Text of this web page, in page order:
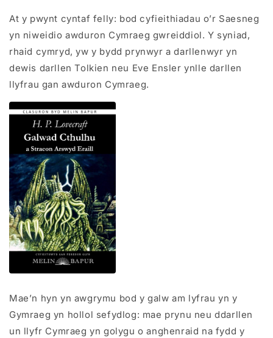
At y pwynt cyntaf felly: bod cyfieithiadau o’r Saesneg
yn niweidio awduron Cymraeg gwreiddiol. Y syniad,
rhaid cymryd, yw y bydd prynwyr a darllenwyr yn
dewis darllen Tolkien neu Eve Ensler ynlle darllen
llyfrau gan awduron Cymraeg.
Mae’n hyn yn awgrymu bod y galw am lyfrau yn y
Gymraeg yn hollol sefydlog: mae prynu neu ddarllen
un llyfr Cymraeg yn golygu o anghenraid na fydd y